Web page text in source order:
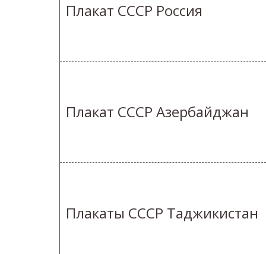
Плакат СССР Россия
Плакат СССР Азербайджан
Плакаты СССР Таджикистан